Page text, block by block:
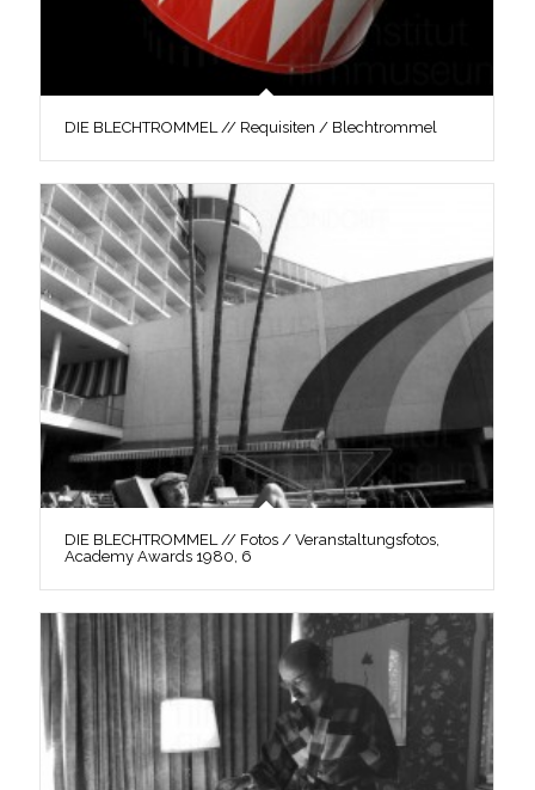
DIE BLECHTROMMEL // Requisiten / Blechtrommel
DIE BLECHTROMMEL // Fotos / Veranstaltungsfotos,
Academy Awards 1980, 6